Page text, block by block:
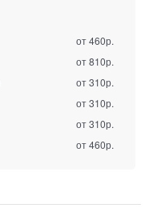
от 460р.
от 810р.
от 310р.
от 310р.
от 310р.
от 460р.